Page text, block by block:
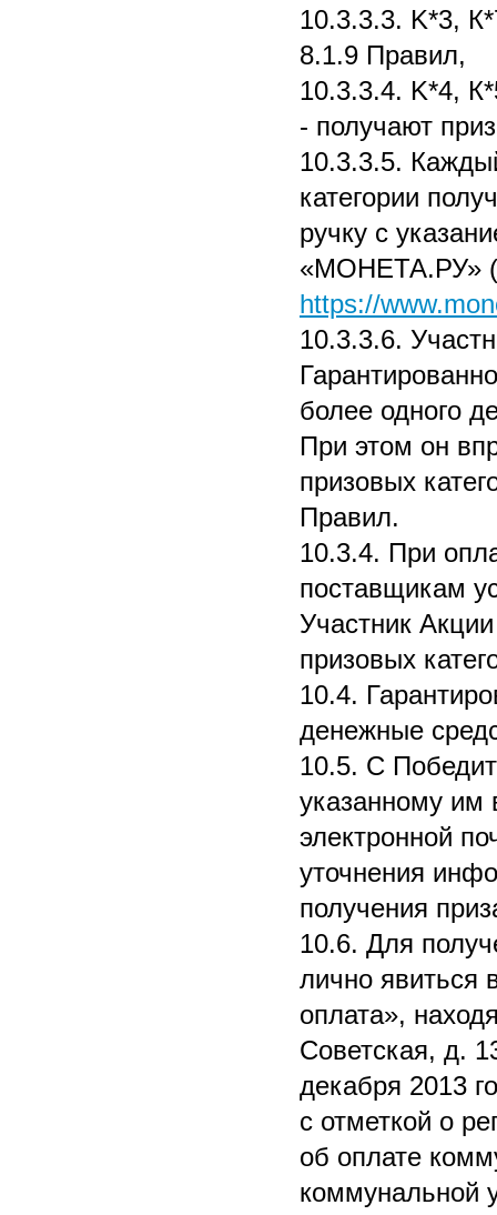
10.3.3.3. K*3,
8.1.9 Правил,
10.3.3.4. K*4,
- получают
10.3.3.5.
категории
ручку с
«МОНЕТА.РУ»
https://
10.3.3.6.
более одного
При этом он
призовых
Правил.
10.3.4. При
поставщикам
Участник
призовых
10.4.
денежные
10.5. С
указанному им
электронной
уточнения
получения
10.6. Для
лично явиться
оплата»,
Советская, д.
декабря 2013
с отметкой о
об оплате
коммунальной